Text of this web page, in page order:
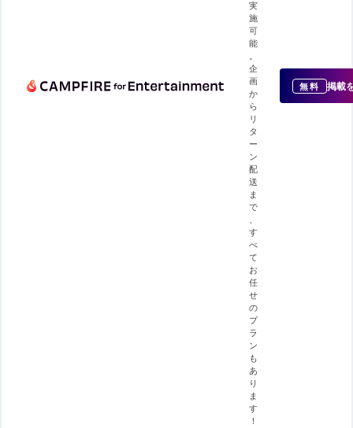
実
施
可
能
企
画
か
ら
リ
タ
ー
ン
配
送
ま
で
す
べ
て
お
任
せ
の
プ
ラ
ン
も
あ
り
ま
す
！
無料 掲載